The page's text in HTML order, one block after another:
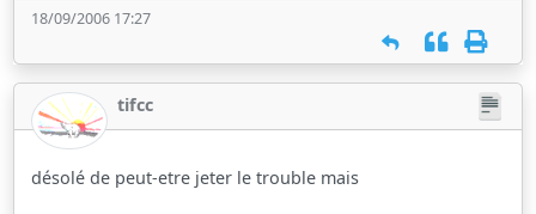
18/09/2006 17:27
tifcc
désolé de peut-etre jeter le trouble mais